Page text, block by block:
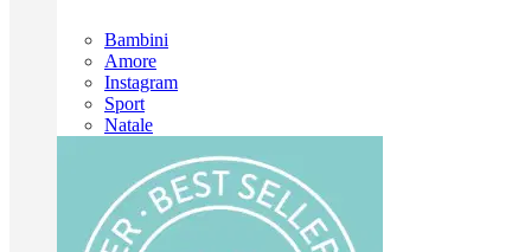
Bambini
Amore
Instagram
Sport
Natale